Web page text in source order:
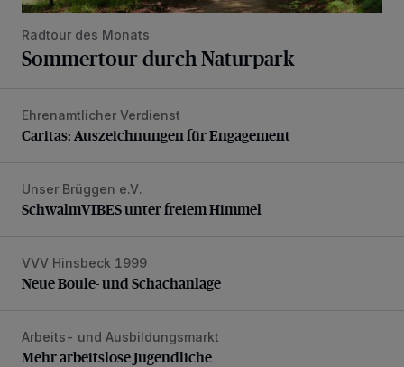
Radtour des Monats
Sommertour durch Naturpark
Caritas: Auszeichnungen für Engagement
Ehrenamtlicher Verdienst
Caritas: Auszeichnungen für Engagement
SchwalmVIBES unter freiem Himmel
Unser Brüggen e.V.
SchwalmVIBES unter freiem Himmel
Neue Boule- und Schachanlage
VVV Hinsbeck 1999
Neue Boule- und Schachanlage
Mehr arbeitslose Jugendliche
Arbeits- und Ausbildungsmarkt
Mehr arbeitslose Jugendliche